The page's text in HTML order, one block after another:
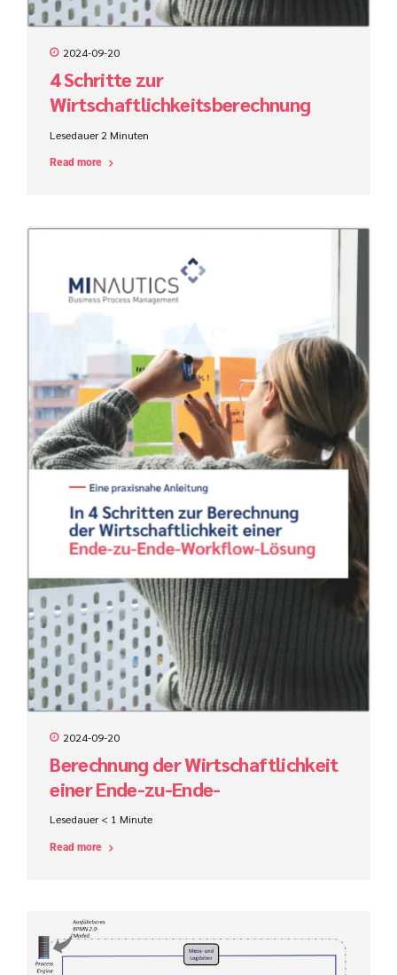
2024-09-20
4 Schritte zur
Wirtschaftlichkeitsberechnung
einer Ende-zu-Ende-Workflow-
Lösung
Lesedauer 2 Minuten
Read more
2024-09-20
Berechnung der Wirtschaftlichkeit
einer Ende-zu-Ende-
Prozessautomatisierung
Lesedauer < 1 Minute
Read more